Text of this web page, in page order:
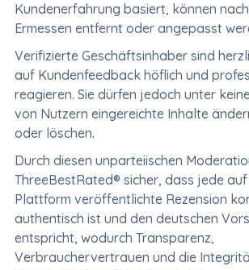
Kundenerfahrung basiert, können
Ermessen entfernt oder angepasst
Verifizierte Geschäftsinhaber sind
auf Kundenfeedback höflich und
reagieren. Sie dürfen jedoch unter
von Nutzern eingereichte Inhalte
oder löschen.
Durch diesen unparteiischen
ThreeBestRated® sicher, dass jede
Plattform veröffentlichte Rezension
authentisch ist und den deutschen
entspricht, wodurch Transparenz,
Verbrauchervertrauen und die